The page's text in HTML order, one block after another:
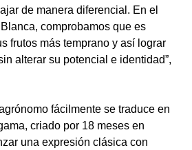
de manera diferencial. En el
comprobamos que es
frutos más temprano y así lograr
alterar su potencial e identidad”,
fácilmente se traduce en
criado por 18 meses en
una expresión clásica con